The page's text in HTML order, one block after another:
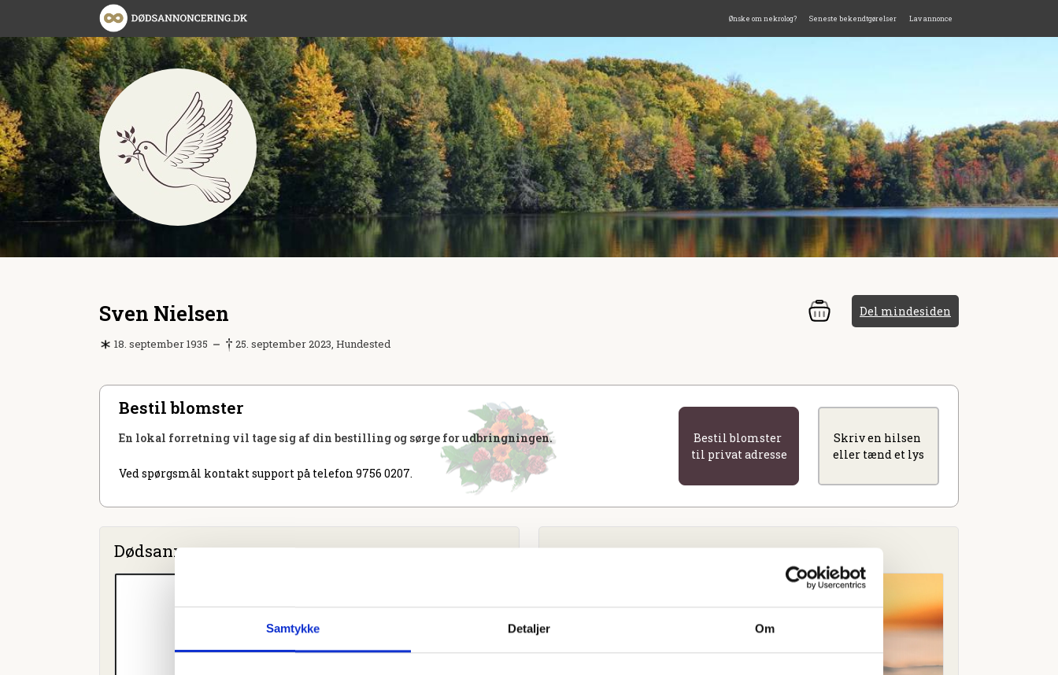
Samtykke Detaljer Om
Ønske om nekrolog? Seneste bekendtgørelser Lav annonce
Sven Nielsen Del mindesiden
18. september 1935 25. september 2023, Hundested
Bestil blomster
En lokal forretning vil tage sig af din bestilling og sørge for udbringningen.
Ved spørgsmål kontakt support på telefon 9756 0207.
Bestil blomster
til privat adresse
Skriv en hilsen
eller tænd et lys
Dødsannoncer